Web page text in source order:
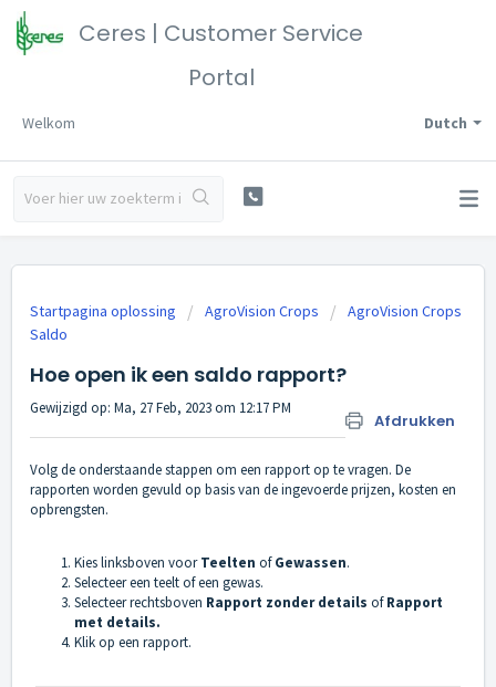
Ceres | Customer Service
Portal
Dutch
Welkom
Startpagina oplossing AgroVision Crops
AgroVision Crops
Saldo
Hoe open ik een saldo rapport?
Afdrukken
Gewijzigd op: Ma, 27 Feb, 2023 om 12:17 PM
Volg de onderstaande stappen om een rapport op te vragen. De
rapporten worden gevuld op basis van de ingevoerde prijzen, kosten en
opbrengsten.
Kies linksboven voorTeelten ofGewassen.
Selecteer een teelt of een gewas.
Selecteer rechtsboven Rapport zonder details ofRapport
met details.
Klik op een rapport.